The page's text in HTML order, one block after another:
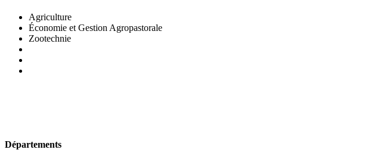
Agriculture
Économie et Gestion Agropastorale
Zootechnie
Départements